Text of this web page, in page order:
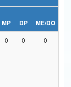
MP DP ME/DO
0 0 0